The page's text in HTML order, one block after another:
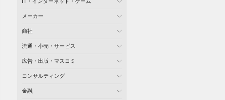
メーカー
商社
流通・小売・サービス
広告・出版・マスコミ
コンサルティング
金融